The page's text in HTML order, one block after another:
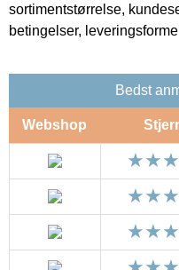
sortimentstørrelse,
betingelser,
Bedst
Webshop